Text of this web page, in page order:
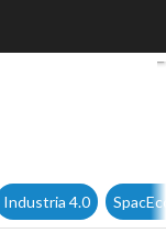
Digitale, ecco i
Industria 4.0